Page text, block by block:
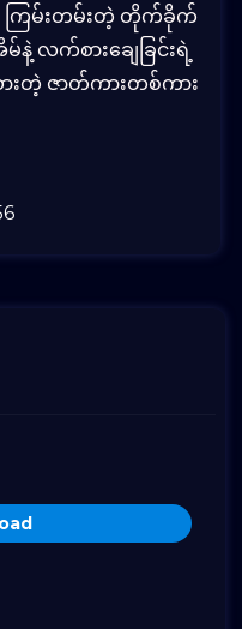
ြမ်းတမ်းတဲ့ တိုက်ခိုက်
လက်စားချေခြင်းရဲ့
းတဲ့ ဇာတ်ကားတစ်ကား